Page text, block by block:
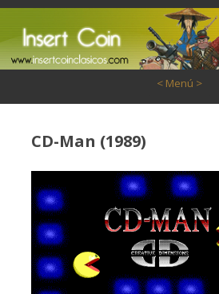
< Menú >
CD-Man (1989)